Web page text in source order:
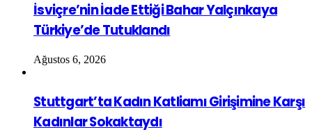
İsviçre’nin İade Ettiği Bahar Yalçınkaya
Türkiye’de Tutuklandı
Ağustos 6, 2026
Stuttgart’ta Kadın Katliamı Girişimine Karşı
Kadınlar Sokaktaydı